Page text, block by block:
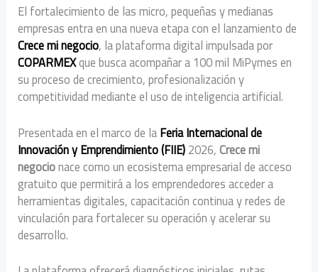
El fortalecimiento de las micro, pequeñas y medianas
empresas entra en una nueva etapa con el lanzamiento de
Crece mi negocio, la plataforma digital impulsada por
COPARMEXque busca acompañar a 100 mil MiPymes en
su proceso de crecimiento, profesionalización y
competitividad mediante el uso de inteligencia artificial.
Presentada en el marco de laFeria Internacional de
Innovación y Emprendimiento (FIIE)2026,Crece mi
negocionace como un ecosistema empresarial de acceso
gratuito que permitirá a los emprendedores acceder a
herramientas digitales, capacitación continua y redes de
vinculación para fortalecer su operación y acelerar su
desarrollo.